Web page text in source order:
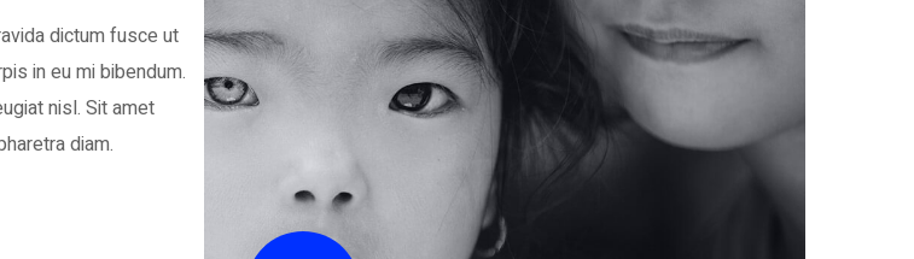
dictum fusce ut
in eu mi bibendum.
nisl. Sit amet
diam.